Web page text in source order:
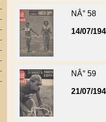
NÂ° 58
14/07/
NÂ° 59
21/07/